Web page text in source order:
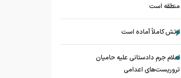
منطقه است
ارتش کاملاً آماده است
اعلام جرم دادستانی علیه حامیان
تروریست‌های اعدامی